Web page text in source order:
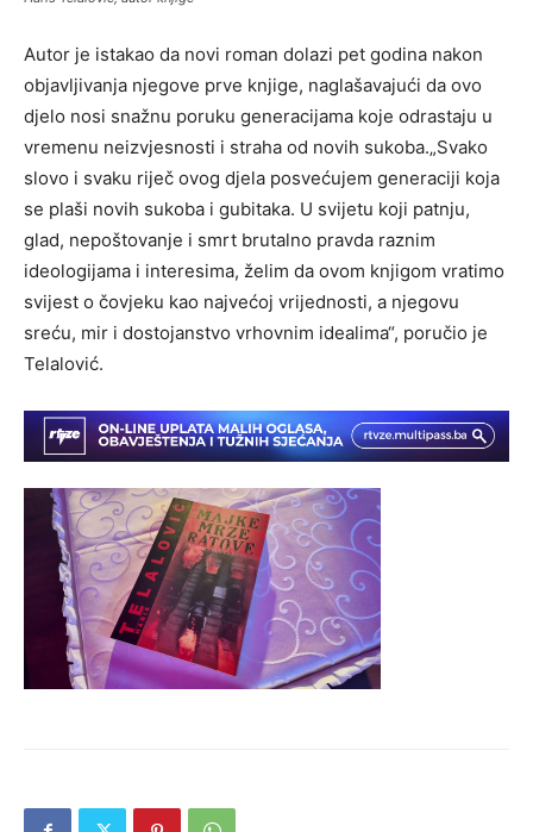
Autor je istakao da novi roman dolazi pet godina nakon
objavljivanja njegove prve knjige, naglašavajući da ovo
djelo nosi snažnu poruku generacijama koje odrastaju u
vremenu neizvjesnosti i straha od novih sukoba.„Svako
slovo i svaku riječ ovog djela posvećujem generaciji koja
se plaši novih sukoba i gubitaka. U svijetu koji patnju,
glad, nepoštovanje i smrt brutalno pravda raznim
ideologijama i interesima, želim da ovom knjigom vratimo
svijest o čovjeku kao najvećoj vrijednosti, a njegovu
sreću, mir i dostojanstvo vrhovnim idealima“, poručio je
Telalović.